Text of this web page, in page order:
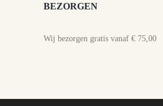
BEZORGEN
Wij bezorgen gratis vanaf € 75,00